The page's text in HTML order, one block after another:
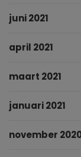
juni 2021
april 2021
maart 2021
januari 2021
november